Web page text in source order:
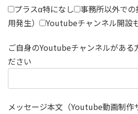
プラスα特になし
事務所以外で
用発生）
Youtubeチャンネル開設
ご自身のYoutubeチャンネルがある
ださい
メッセージ本文（Youtube動画制作